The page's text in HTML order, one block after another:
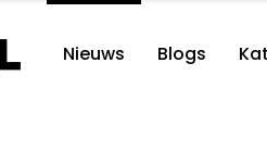
Nieuws Blogs